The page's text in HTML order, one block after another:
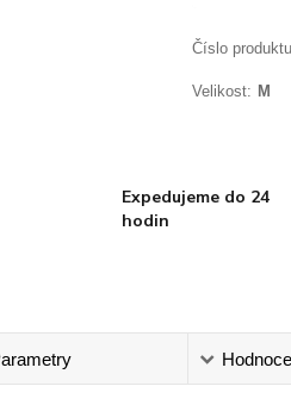
Číslo
Velikost: M
Expedujeme do 24
hodin